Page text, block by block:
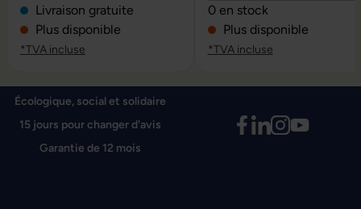
Livraison gratuite
Plus disponible
*TVA incluse
Note moyenne de 0 sur 5
0 en stock
Plus disponible
*TVA incluse
Écologique, social et solidaire
15 jours pour changer d'avis
Garantie de 12 mois